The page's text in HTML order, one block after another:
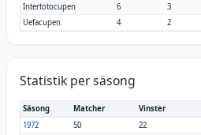
Intertotocupen
6 3
Uefacupen
4 2
Statistik per säsong
Säsong Matcher Vinster
1972
50 22